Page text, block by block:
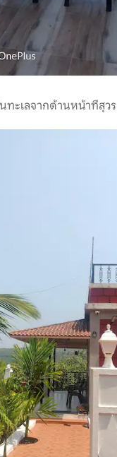
ทะเลจากด้านหน้าที่สุว